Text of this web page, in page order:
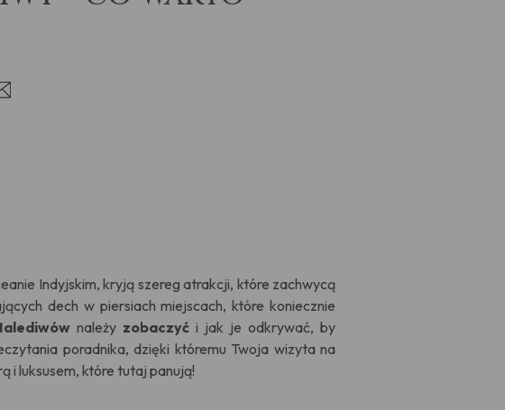
Indyjskim, kryją szereg atrakcji, które zachwycą
dech w piersiach miejscach, które koniecznie
należy zobaczyć i jak je odkrywać, by
poradnika, dzięki któremu Twoja wizyta na
i luksusem, które tutaj panują!